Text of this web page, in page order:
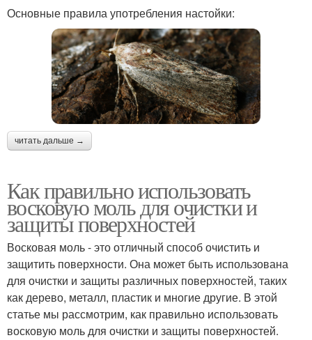
Основные правила употребления настойки:
читать дальше →
Как правильно использовать
восковую моль для очистки и
защиты поверхностей
Восковая моль - это отличный способ очистить и
защитить поверхности. Она может быть использована
для очистки и защиты различных поверхностей, таких
как дерево, металл, пластик и многие другие. В этой
статье мы рассмотрим, как правильно использовать
восковую моль для очистки и защиты поверхностей.